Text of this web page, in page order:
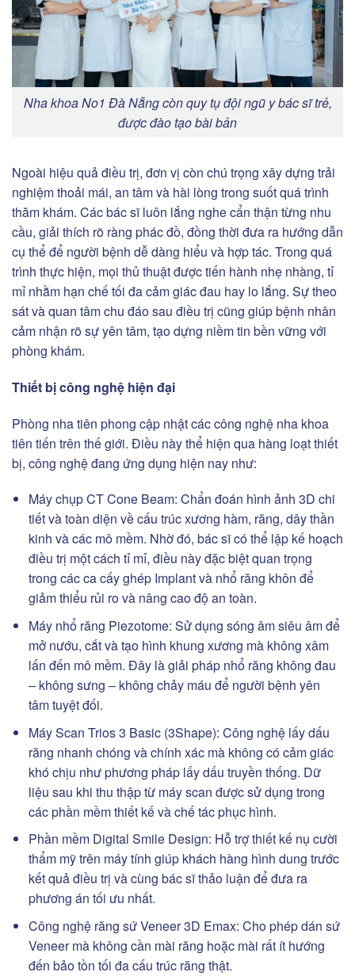
Nha khoa No1 Đà Nẵng còn quy tụ đội ngũ y bác sĩ trẻ,
được đào tạo bài bản
Ngoài hiệu quả điều trị, đơn vị còn chú trọng xây dựng trải
nghiệm thoải mái, an tâm và hài lòng trong suốt quá trình
thăm khám. Các bác sĩ luôn lắng nghe cẩn thận từng nhu
cầu, giải thích rõ ràng phác đồ, đồng thời đưa ra hướng dẫn
cụ thể để người bệnh dễ dàng hiểu và hợp tác. Trong quá
trình thực hiện, mọi thủ thuật được tiến hành nhẹ nhàng, tỉ
mỉ nhằm hạn chế tối đa cảm giác đau hay lo lắng. Sự theo
sát và quan tâm chu đáo sau điều trị cũng giúp bệnh nhân
cảm nhận rõ sự yên tâm, tạo dựng niềm tin bền vững với
phòng khám.
Thiết bị công nghệ hiện đại
Phòng nha tiên phong cập nhật các công nghệ nha khoa
tiên tiến trên thế giới. Điều này thể hiện qua hàng loạt thiết
bị, công nghệ đang ứng dụng hiện nay như:
Máy chụp CT Cone Beam: Chẩn đoán hình ảnh 3D chi
tiết và toàn diện về cấu trúc xương hàm, răng, dây thần
kinh và các mô mềm. Nhờ đó, bác sĩ có thể lập kế hoạch
điều trị một cách tỉ mỉ, điều này đặc biệt quan trọng
trong các ca cấy ghép Implant và nhổ răng khôn để
giảm thiểu rủi ro và nâng cao độ an toàn.
Máy nhổ răng Piezotome: Sử dụng sóng âm siêu âm để
mở nướu, cắt và tạo hình khung xương mà không xâm
lấn đến mô mềm. Đây là giải pháp nhổ răng không đau
– không sưng – không chảy máu để người bệnh yên
tâm tuyệt đối.
Máy Scan Trios 3 Basic (3Shape): Công nghệ lấy dấu
răng nhanh chóng và chính xác mà không có cảm giác
khó chịu như phương pháp lấy dấu truyền thống. Dữ
liệu sau khi thu thập từ máy scan được sử dụng trong
các phần mềm thiết kế và chế tác phục hình.
Phần mềm Digital Smile Design: Hỗ trợ thiết kế nụ cười
thẩm mỹ trên máy tính giúp khách hàng hình dung trước
kết quả điều trị và cùng bác sĩ thảo luận để đưa ra
phương án tối ưu nhất.
Công nghệ răng sứ Veneer 3D Emax: Cho phép dán sứ
Veneer mà không cần mài răng hoặc mài rất ít hướng
đến bảo tồn tối đa cấu trúc răng thật.